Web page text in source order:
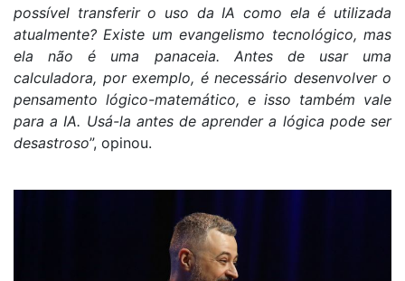
possível transferir o uso da IA como ela é utilizada
atualmente? Existe um evangelismo tecnológico, mas
ela não é uma panaceia. Antes de usar uma
calculadora, por exemplo, é necessário desenvolver o
pensamento lógico-matemático, e isso também vale
para a IA. Usá-la antes de aprender a lógica pode ser
desastroso”, opinou.